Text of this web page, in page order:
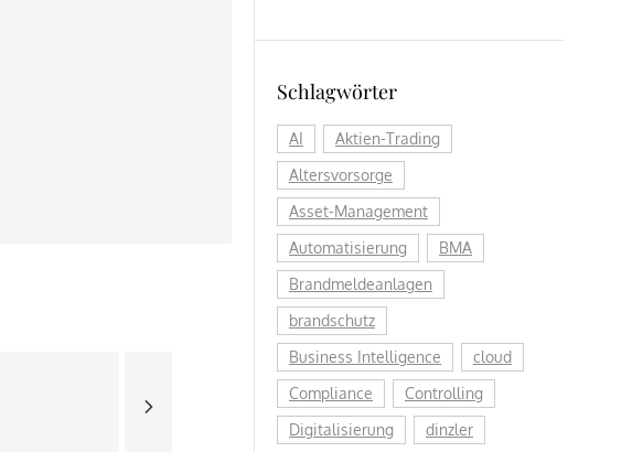
Schlagwörter
AI
Aktien-Trading
Altersvorsorge
Asset-Management
Automatisierung
BMA
Brandmeldeanlagen
brandschutz
Business Intelligence
cloud
Compliance
Controlling
Digitalisierung
dinzler